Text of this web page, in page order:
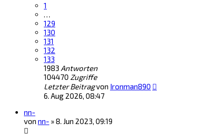
1
…
129
130
131
132
133
1983 Antworten
104470 Zugriffe
Letzter Beitragvon Ironman890
6. Aug 2026, 08:47
nn-
von nn- »8. Jun 2023, 09:19